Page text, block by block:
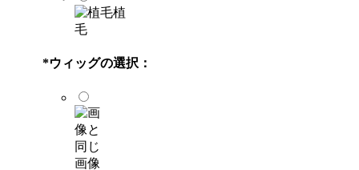
植
毛
*ウィッグの選択：
画像